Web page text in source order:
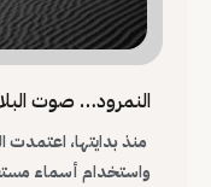
النمرود… صوت
منذ بدايتها،
واستخدام أسماء